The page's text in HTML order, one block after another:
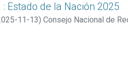
Estado de la Nación 2025
11-13) Consejo Nacional de